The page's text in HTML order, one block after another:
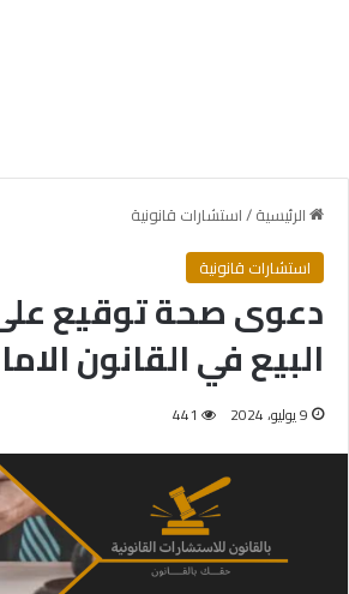
الرئيسية/استشارات قانونية
استشارات قانونية
دعوى صحة توقيع
البيع في القانون
9 يوليو، 2024 441